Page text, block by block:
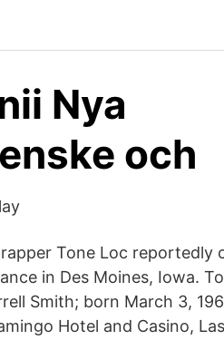
Nya
och
Tone Loc reportedly
in Des Moines, Iowa.
Smith; born March 3,
Hotel and Casino,